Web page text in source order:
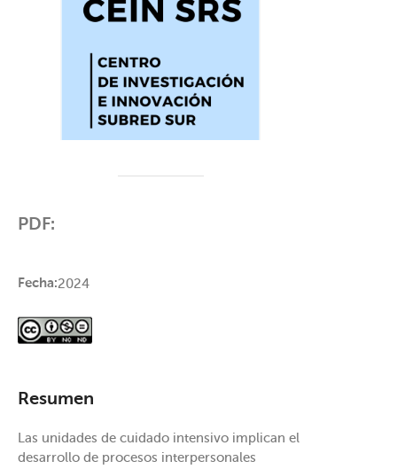
PDF:
Fecha:2024
Resumen
Las unidades de cuidado intensivo implican el
desarrollo de procesos interpersonales